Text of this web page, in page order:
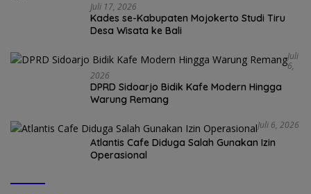
Juli 17, 2026
Kades se-Kabupaten Mojokerto Studi Tiru
Desa Wisata ke Bali
Juli
6,
2026
DPRD Sidoarjo Bidik Kafe Modern Hingga
Warung Remang
Juli 6, 2026
Atlantis Cafe Diduga Salah Gunakan Izin
Operasional